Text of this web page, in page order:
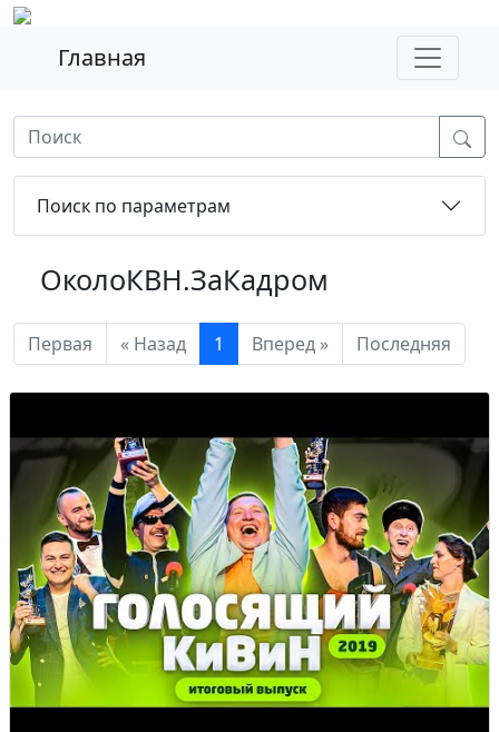
Главная
Поиск по параметрам
ОколоКВН.ЗаКадром
Первая « Назад 1 Вперед » Последняя